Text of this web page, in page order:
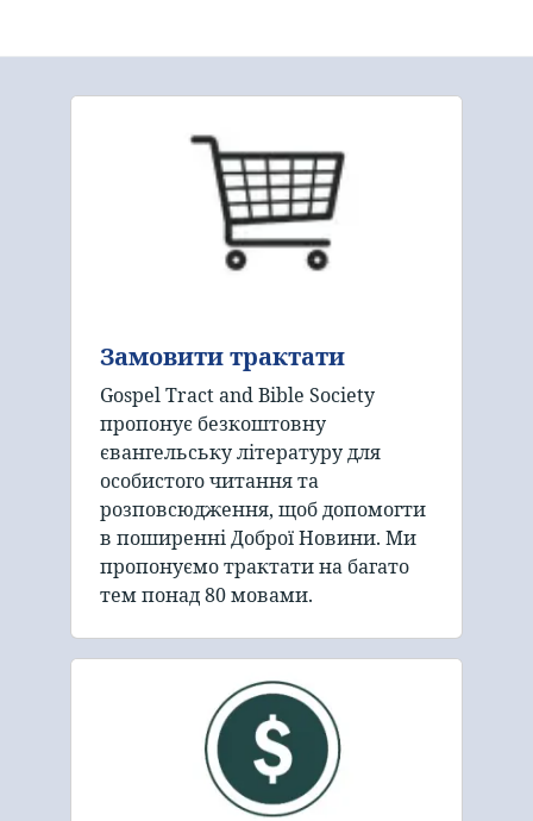
Замовити трактати
Gospel Tract and Bible Society
пропонує безкоштовну
євангельську літературу для
особистого читання та
розповсюдження, щоб допомогти
в поширенні Доброї Новини. Ми
пропонуємо трактати на багато
тем понад 80 мовами.